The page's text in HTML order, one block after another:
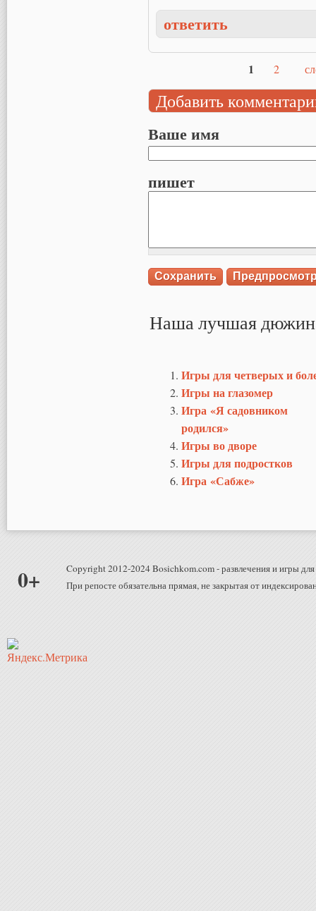
ответить
1 2
Добавить
Ваше имя
пишет
Наша лучшая
Игры для четверых и
Игры на глазомер
Игра «Я садовником
родился»
Игры во дворе
Игры для подростков
Игра «Сабже»
0+
Copyright 2012-2024 Bosichkom.com - развлечения и игры для
При репосте обязательна прямая, не закрытая от